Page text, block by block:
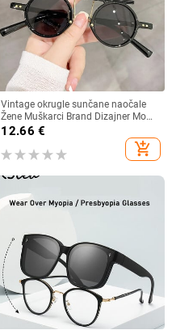
Vintage okrugle sunčane naočale
Žene Muškarci Brand Dizajner Moda
Gradient Sunčane naočale Ženske
Muške Retro Punk Hip Hop Gafas
De Sol
12.66 €
add_shopping_cart